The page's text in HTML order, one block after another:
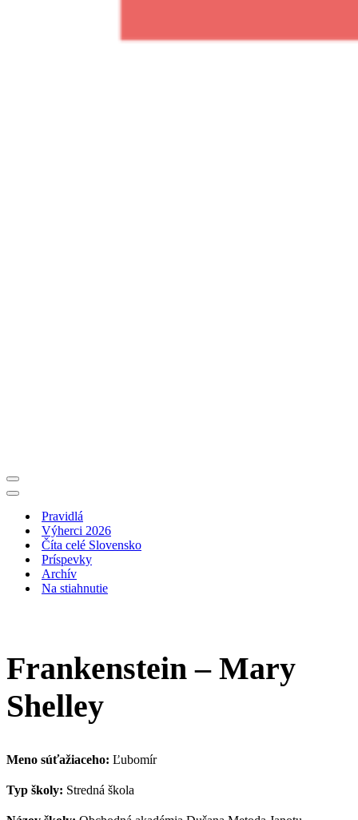
Menu
navigácie
Menu
navigáciePravidlá
Výherci 2026
Číta celé Slovensko
Príspevky
Archív
Na stiahnutie
Frankenstein – Mary
Shelley
Meno súťažiaceho: Ľubomír
Typ školy: Stredná škola